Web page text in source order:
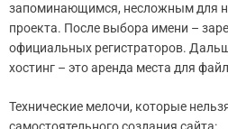
запоминающимся, несложным для
проекта. После выбора имени –
официальных регистраторов.
хостинг – это аренда места для
Технические мелочи, которые